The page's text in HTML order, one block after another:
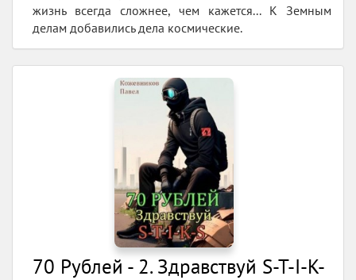
жизнь всегда сложнее, чем кажется... К Земным
делам добавились дела космические.
70 Рублей - 2. Здравствуй S-T-I-K-